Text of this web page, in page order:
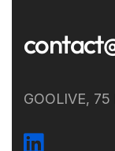
GOOLIVE, 75